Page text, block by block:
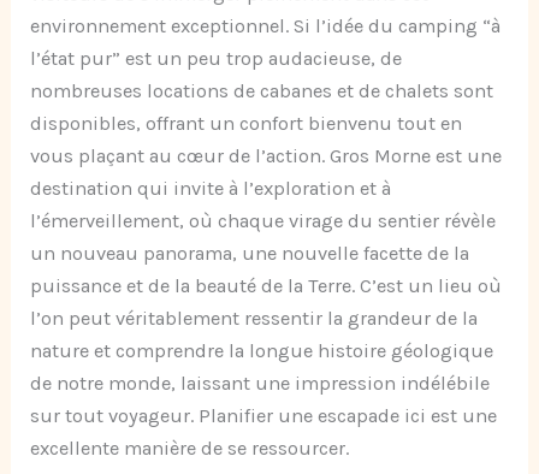
environnement exceptionnel. Si l’idée du camping “à
l’état pur” est un peu trop audacieuse, de
nombreuses locations de cabanes et de chalets sont
disponibles, offrant un confort bienvenu tout en
vous plaçant au cœur de l’action. Gros Morne est une
destination qui invite à l’exploration et à
l’émerveillement, où chaque virage du sentier révèle
un nouveau panorama, une nouvelle facette de la
puissance et de la beauté de la Terre. C’est un lieu où
l’on peut véritablement ressentir la grandeur de la
nature et comprendre la longue histoire géologique
de notre monde, laissant une impression indélébile
sur tout voyageur. Planifier une escapade ici est une
excellente manière de se ressourcer.